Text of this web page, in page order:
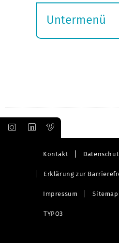
Untermenü
Kontakt
Erklärung zur
Impressum Sitemap
TYPO3